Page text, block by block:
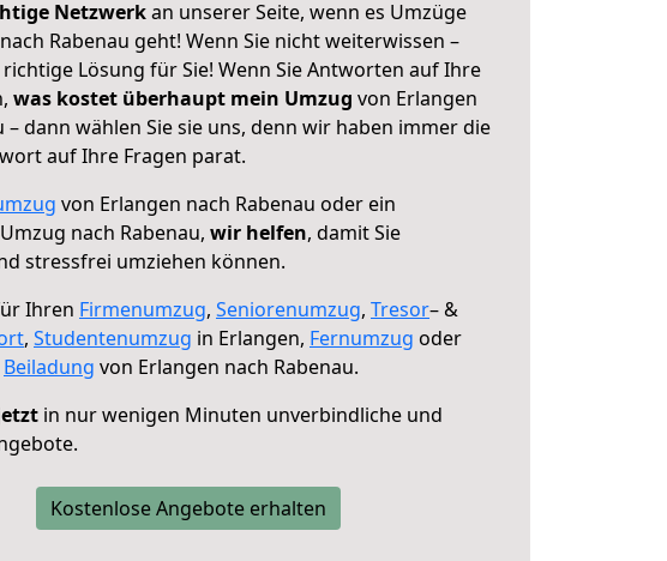
Netzwerkan unserer Seite, wenn es Umzüge
Rabenau geht! Wenn Sie nicht weiterwissen –
Lösung für Sie! Wenn Sie Antworten auf Ihre
was kostet überhaupt mein Umzug von Erlangen
– dann wählen Sie sie uns, denn wir haben immer die
auf Ihre Fragen parat.
von Erlangen nach Rabenau oder ein
nach Rabenau, wir helfen, damit Sie
stressfrei umziehen können.
Ihren Firmenumzug, Seniorenumzug, Tresor– &
, Studentenumzug in Erlangen, Fernumzug oder
Beiladung von Erlangen nach Rabenau.
in nur wenigen Minuten unverbindliche und
Kostenlose Angebote erhalten